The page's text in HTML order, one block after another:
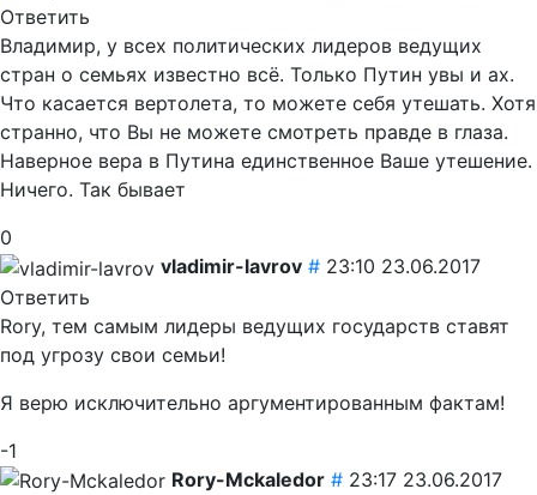
Ответить
Владимир, у всех политических лидеров ведущих
стран о семьях известно всё. Только Путин увы и ах.
Что касается вертолета, то можете себя утешать. Хотя
странно, что Вы не можете смотреть правде в глаза.
Наверное вера в Путина единственное Ваше утешение.
Ничего. Так бывает
0
vladimir-lavrov # 23:10 23.06.2017
Ответить
Rory, тем самым лидеры ведущих государств ставят
под угрозу свои семьи!
Я верю исключительно аргументированным фактам!
-1
Rory-Mckaledor # 23:17 23.06.2017